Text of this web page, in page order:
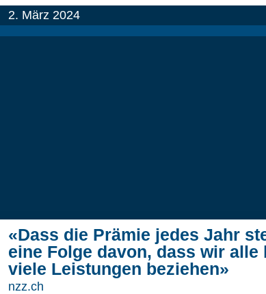
2. März 2024
«Dass die Prämie jedes Jahr
eine Folge davon, dass wir alle
viele Leistungen beziehen»
nzz.ch